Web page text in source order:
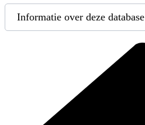
Informatie over deze database